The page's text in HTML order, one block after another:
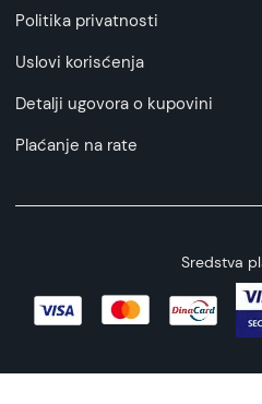
Politika privatnosti
Uslovi korisćenja
Detalji ugovora o kupovini
Plaćanje na rate
Sredstva